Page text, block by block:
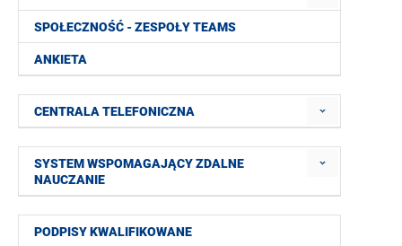
SPOŁECZNOŚĆ - ZESPOŁY TEAMS
ANKIETA
CENTRALA TELEFONICZNA
SYSTEM WSPOMAGAJĄCY ZDALNE
NAUCZANIE
PODPISY KWALIFIKOWANE